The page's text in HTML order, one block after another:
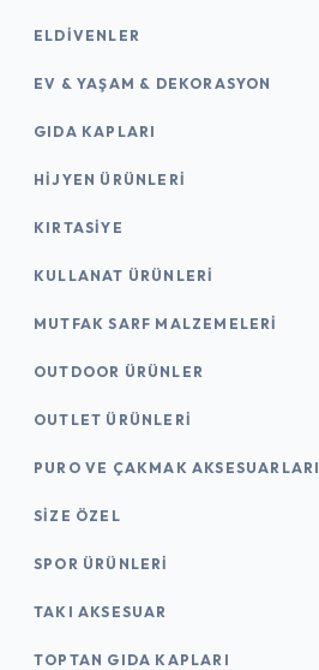
ELDIVENLER
EV & YAŞAM & DEKORASYON
GIDA KAPLARI
HIJYEN ÜRÜNLERI
KIRTASİYE
KULLANAT ÜRÜNLERI
MUTFAK SARF MALZEMELERI
OUTDOOR ÜRÜNLER
OUTLET ÜRÜNLERI
PURO VE ÇAKMAK AKSESUARLARI
SIZE ÖZEL
SPOR ÜRÜNLERI
TAKI AKSESUAR
TOPTAN GIDA KAPLARI